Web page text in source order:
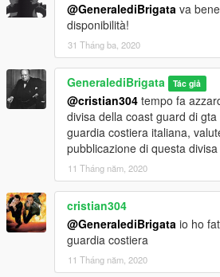
@GeneralediBrigata va
disponibilità!
31 Tháng ba, 2020
GeneralediBrigata Tác giả
@cristian304 tempo fa
divisa della coast guard di
guardia costiera italiana,
pubblicazione di questa divisa
11 Tháng năm, 2020
cristian304
@GeneralediBrigata io ho
guardia costiera
11 Tháng năm, 2020